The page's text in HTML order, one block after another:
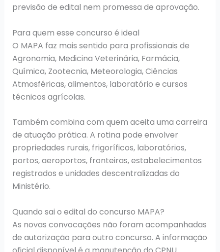
previsão de edital nem promessa de aprovação.
Para quem esse concurso é ideal
O MAPA faz mais sentido para profissionais de
Agronomia, Medicina Veterinária, Farmácia,
Química, Zootecnia, Meteorologia, Ciências
Atmosféricas, alimentos, laboratório e cursos
técnicos agrícolas.
Também combina com quem aceita uma carreira
de atuação prática. A rotina pode envolver
propriedades rurais, frigoríficos, laboratórios,
portos, aeroportos, fronteiras, estabelecimentos
registrados e unidades descentralizadas do
Ministério.
Quando sai o edital do concurso MAPA?
As novas convocações não foram acompanhadas
de autorização para outro concurso. A informação